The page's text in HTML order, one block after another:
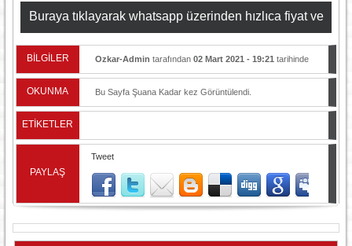
Buraya tıklayarak whatsapp üzerinden hızlıca fiyat ve
stok bilgisi alabilirsiniz
BİLGİLER Ozkar-Admin tarafından 02 Mart 2021 - 19:21 tarihinde
OKUNMA Bu Sayfa Şuana Kadar kez Görüntülendi.
ETİKETLER
PAYLAŞ
Tweet